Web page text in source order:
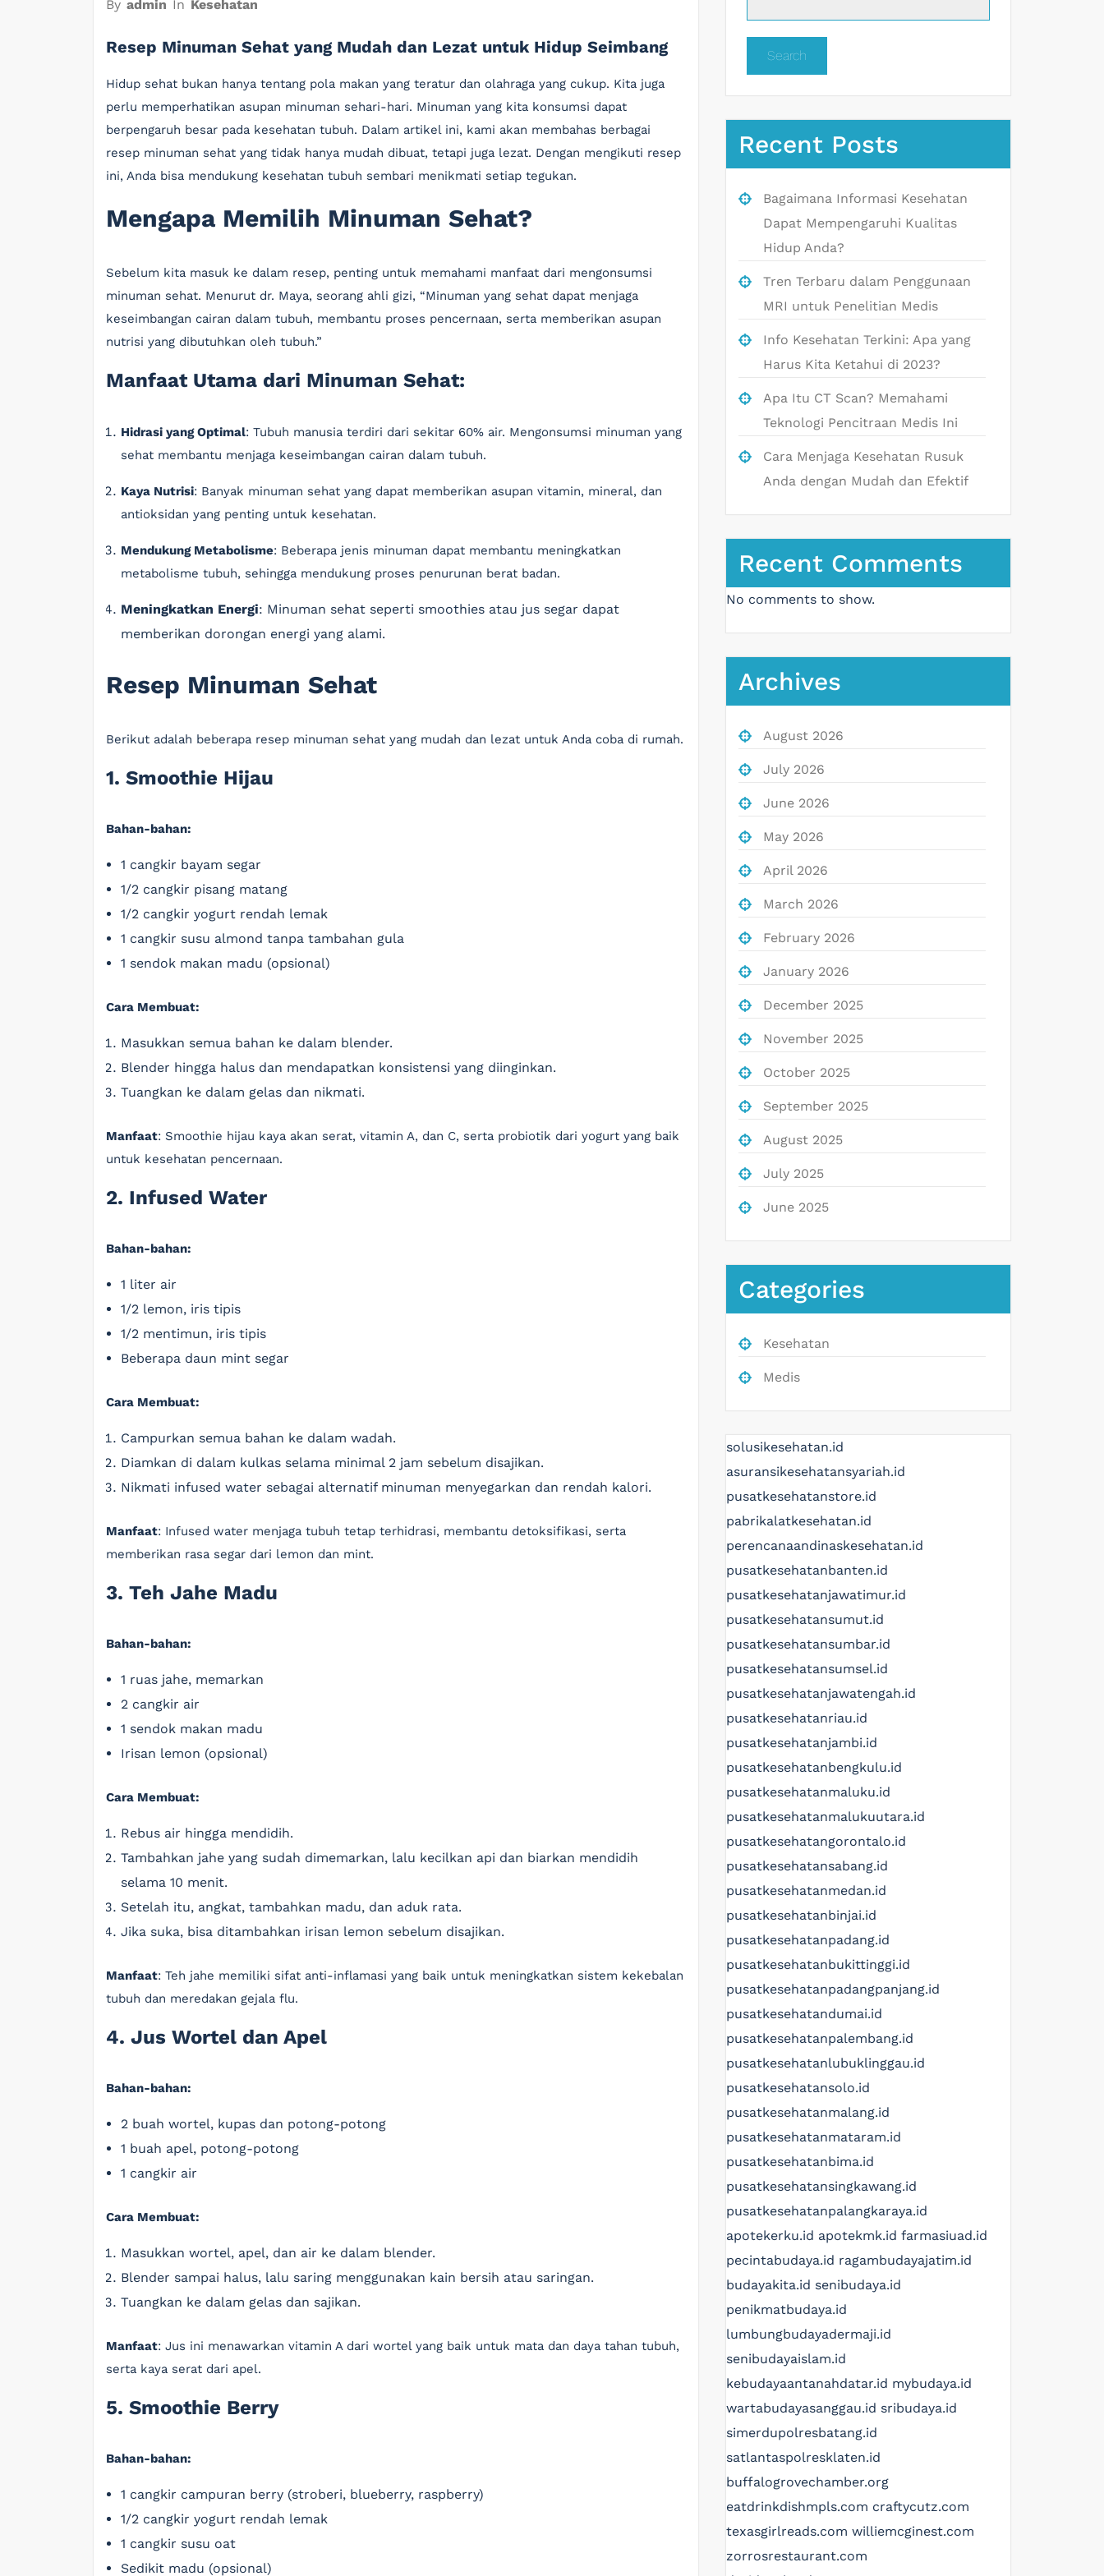
By admin In Kesehatan
Resep Minuman Sehat yang Mudah dan Lezat untuk Hidup Seimbang
Hidup sehat bukan hanya tentang pola makan yang teratur dan olahraga yang cukup. Kita juga
perlu memperhatikan asupan minuman sehari-hari. Minuman yang kita konsumsi dapat
berpengaruh besar pada kesehatan tubuh. Dalam artikel ini, kami akan membahas berbagai
resep minuman sehat yang tidak hanya mudah dibuat, tetapi juga lezat. Dengan mengikuti resep
ini, Anda bisa mendukung kesehatan tubuh sembari menikmati setiap tegukan.
Mengapa Memilih Minuman Sehat?
Sebelum kita masuk ke dalam resep, penting untuk memahami manfaat dari mengonsumsi
minuman sehat. Menurut dr. Maya, seorang ahli gizi, “Minuman yang sehat dapat menjaga
keseimbangan cairan dalam tubuh, membantu proses pencernaan, serta memberikan asupan
nutrisi yang dibutuhkan oleh tubuh.”
Manfaat Utama dari Minuman Sehat:
Hidrasi yang Optimal: Tubuh manusia terdiri dari sekitar 60% air. Mengonsumsi minuman yang
sehat membantu menjaga keseimbangan cairan dalam tubuh.
Kaya Nutrisi: Banyak minuman sehat yang dapat memberikan asupan vitamin, mineral, dan
antioksidan yang penting untuk kesehatan.
Mendukung Metabolisme: Beberapa jenis minuman dapat membantu meningkatkan
metabolisme tubuh, sehingga mendukung proses penurunan berat badan.
Meningkatkan Energi: Minuman sehat seperti smoothies atau jus segar dapat
memberikan dorongan energi yang alami.
Resep Minuman Sehat
Berikut adalah beberapa resep minuman sehat yang mudah dan lezat untuk Anda coba di rumah.
1. Smoothie Hijau
Bahan-bahan:
1 cangkir bayam segar
1/2 cangkir pisang matang
1/2 cangkir yogurt rendah lemak
1 cangkir susu almond tanpa tambahan gula
1 sendok makan madu (opsional)
Cara Membuat:
Masukkan semua bahan ke dalam blender.
Blender hingga halus dan mendapatkan konsistensi yang diinginkan.
Tuangkan ke dalam gelas dan nikmati.
Manfaat: Smoothie hijau kaya akan serat, vitamin A, dan C, serta probiotik dari yogurt yang baik
untuk kesehatan pencernaan.
2. Infused Water
Bahan-bahan:
1 liter air
1/2 lemon, iris tipis
1/2 mentimun, iris tipis
Beberapa daun mint segar
Cara Membuat:
Campurkan semua bahan ke dalam wadah.
Diamkan di dalam kulkas selama minimal 2 jam sebelum disajikan.
Nikmati infused water sebagai alternatif minuman menyegarkan dan rendah kalori.
Manfaat: Infused water menjaga tubuh tetap terhidrasi, membantu detoksifikasi, serta
memberikan rasa segar dari lemon dan mint.
3. Teh Jahe Madu
Bahan-bahan:
1 ruas jahe, memarkan
2 cangkir air
1 sendok makan madu
Irisan lemon (opsional)
Cara Membuat:
Rebus air hingga mendidih.
Tambahkan jahe yang sudah dimemarkan, lalu kecilkan api dan biarkan mendidih
selama 10 menit.
Setelah itu, angkat, tambahkan madu, dan aduk rata.
Jika suka, bisa ditambahkan irisan lemon sebelum disajikan.
Manfaat: Teh jahe memiliki sifat anti-inflamasi yang baik untuk meningkatkan sistem kekebalan
tubuh dan meredakan gejala flu.
4. Jus Wortel dan Apel
Bahan-bahan:
2 buah wortel, kupas dan potong-potong
1 buah apel, potong-potong
1 cangkir air
Cara Membuat:
Masukkan wortel, apel, dan air ke dalam blender.
Blender sampai halus, lalu saring menggunakan kain bersih atau saringan.
Tuangkan ke dalam gelas dan sajikan.
Manfaat: Jus ini menawarkan vitamin A dari wortel yang baik untuk mata dan daya tahan tubuh,
serta kaya serat dari apel.
5. Smoothie Berry
Bahan-bahan:
1 cangkir campuran berry (stroberi, blueberry, raspberry)
1/2 cangkir yogurt rendah lemak
1 cangkir susu oat
Sedikit madu (opsional)
Search
Recent Posts
Bagaimana Informasi Kesehatan
Dapat Mempengaruhi Kualitas
Hidup Anda?
Tren Terbaru dalam Penggunaan
MRI untuk Penelitian Medis
Info Kesehatan Terkini: Apa yang
Harus Kita Ketahui di 2023?
Apa Itu CT Scan? Memahami
Teknologi Pencitraan Medis Ini
Cara Menjaga Kesehatan Rusuk
Anda dengan Mudah dan Efektif
Recent Comments
No comments to show.
Archives
August 2026
July 2026
June 2026
May 2026
April 2026
March 2026
February 2026
January 2026
December 2025
November 2025
October 2025
September 2025
August 2025
July 2025
June 2025
Categories
Kesehatan
Medis
solusikesehatan.id
asuransikesehatansyariah.id
pusatkesehatanstore.id
pabrikalatkesehatan.id
perencanaandinaskesehatan.id
pusatkesehatanbanten.id
pusatkesehatanjawatimur.id
pusatkesehatansumut.id
pusatkesehatansumbar.id
pusatkesehatansumsel.id
pusatkesehatanjawatengah.id
pusatkesehatanriau.id
pusatkesehatanjambi.id
pusatkesehatanbengkulu.id
pusatkesehatanmaluku.id
pusatkesehatanmalukuutara.id
pusatkesehatangorontalo.id
pusatkesehatansabang.id
pusatkesehatanmedan.id
pusatkesehatanbinjai.id
pusatkesehatanpadang.id
pusatkesehatanbukittinggi.id
pusatkesehatanpadangpanjang.id
pusatkesehatandumai.id
pusatkesehatanpalembang.id
pusatkesehatanlubuklinggau.id
pusatkesehatansolo.id
pusatkesehatanmalang.id
pusatkesehatanmataram.id
pusatkesehatanbima.id
pusatkesehatansingkawang.id
pusatkesehatanpalangkaraya.id
apotekerku.id apotekmk.id farmasiuad.id
pecintabudaya.id ragambudayajatim.id
budayakita.id senibudaya.id
penikmatbudaya.id
lumbungbudayadermaji.id
senibudayaislam.id
kebudayaantanahdatar.id mybudaya.id
wartabudayasanggau.id sribudaya.id
simerdupolresbatang.id
satlantaspolresklaten.id
buffalogrovechamber.org
eatdrinkdishmpls.com craftycutz.com
texasgirlreads.com williemcginest.com
zorrosrestaurant.com